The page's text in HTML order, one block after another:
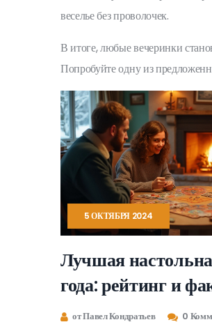
веселье без проволочек.
В итоге, любые вечеринки
Попробуйте одну из
5 ОКТЯБРЯ 2024
Лучшая
года: рейтинг и
от Павел Кондратьев 0